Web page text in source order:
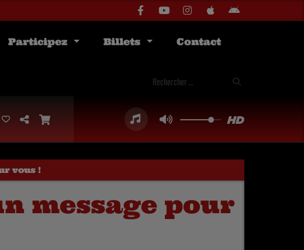
Participez Billets Contact
vous !
message pour